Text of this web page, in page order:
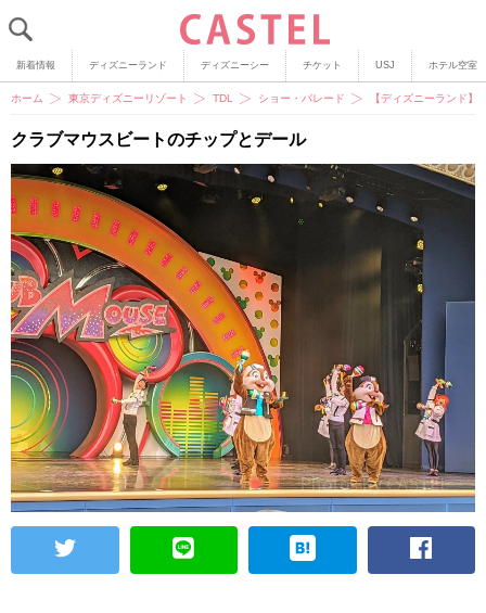
新着情報 ディズニーランド ディズニーシー チケット USJ ホテル空室
ホーム 東京ディズニーリゾート TDL ショー・パレード 【ディズニーランド
クラブマウスビートのチップとデール